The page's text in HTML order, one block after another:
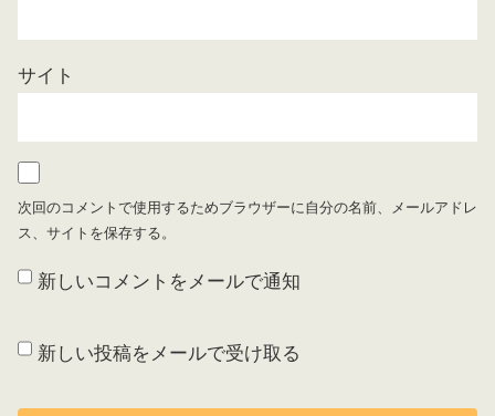
サイト
次回のコメントで使用するためブラウザーに自分の名前、メールアドレ
ス、サイトを保存する。
新しいコメントをメールで通知
新しい投稿をメールで受け取る